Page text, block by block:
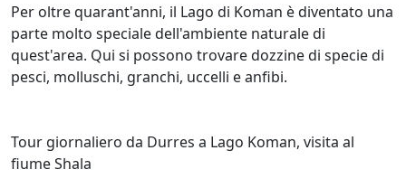
Per oltre quarant'anni, il Lago di Koman è diventato una
parte molto speciale dell'ambiente naturale di
quest'area. Qui si possono trovare dozzine di specie di
pesci, molluschi, granchi, uccelli e anfibi.
Tour giornaliero da Durres a Lago Koman, visita al
fiume Shala